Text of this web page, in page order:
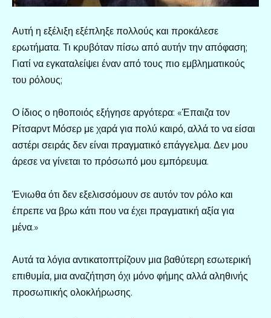
Αυτή η εξέλιξη εξέπληξε πολλούς και προκάλεσε
ερωτήματα. Τι κρυβόταν πίσω από αυτήν την απόφαση;
Γιατί να εγκαταλείψει έναν από τους πιο εμβληματικούς
του ρόλους;
Ο ίδιος ο ηθοποιός εξήγησε αργότερα: «Έπαιζα τον
Ρίτσαρντ Μόσερ με χαρά για πολύ καιρό, αλλά το να είσαι
αστέρι σειράς δεν είναι πραγματικό επάγγελμα. Δεν μου
άρεσε να γίνεται το πρόσωπό μου εμπόρευμα.
Ένιωθα ότι δεν εξελισσόμουν σε αυτόν τον ρόλο και
έπρεπε να βρω κάτι που να έχει πραγματική αξία για
μένα.»
Αυτά τα λόγια αντικατοπτρίζουν μια βαθύτερη εσωτερική
επιθυμία, μια αναζήτηση όχι μόνο φήμης αλλά αληθινής
προσωπικής ολοκλήρωσης.